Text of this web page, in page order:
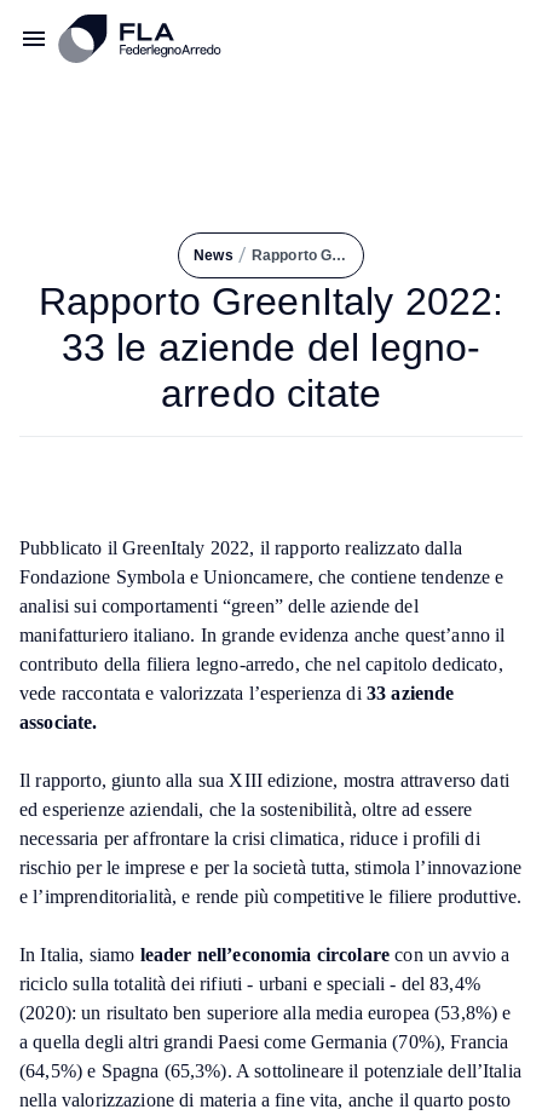
News / Rapporto GreenItaly 2022: 33 Le Aziende del Legno-arredo Citate
Rapporto GreenItaly 2022:
33 le aziende del legno-
arredo citate
Pubblicato il GreenItaly 2022, il rapporto realizzato dalla
Fondazione Symbola e Unioncamere, che contiene tendenze e
analisi sui comportamenti “green” delle aziende del
manifatturiero italiano. In grande evidenza anche quest’anno il
contributo della filiera legno-arredo, che nel capitolo dedicato,
vede raccontata e valorizzata l’esperienza di 33 aziende
associate.
Il rapporto, giunto alla sua XIII edizione, mostra attraverso dati
ed esperienze aziendali, che la sostenibilità, oltre ad essere
necessaria per affrontare la crisi climatica, riduce i profili di
rischio per le imprese e per la società tutta, stimola l’innovazione
e l’imprenditorialità, e rende più competitive le filiere produttive.
In Italia, siamo leader nell’economia circolarecon un avvio a
riciclo sulla totalità dei rifiuti - urbani e speciali - del 83,4%
(2020): un risultato ben superiore alla media europea (53,8%) e
a quella degli altri grandi Paesi come Germania (70%), Francia
(64,5%) e Spagna (65,3%). A sottolineare il potenziale dell’Italia
nella valorizzazione di materia a fine vita, anche il quarto posto